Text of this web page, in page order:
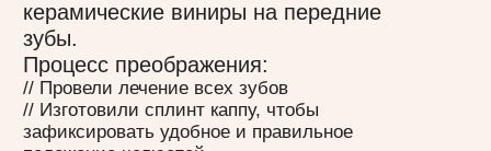
Юлия прошла комплексное
преображение: лечение кариеса,
каналов, удаление зубов и установка
имплантов. Завершением процесса
стала установка коронок на винирах,
что сделало её новую улыбку
белоснежной и привлекательной.
Процесс преображения: